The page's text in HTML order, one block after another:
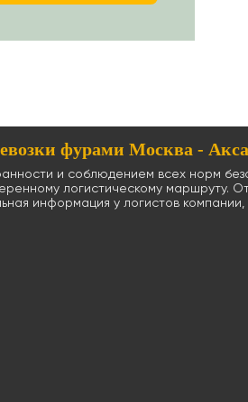
фурами Москва -
и соблюдением всех норм
логистическому маршруту.
информация у логистов